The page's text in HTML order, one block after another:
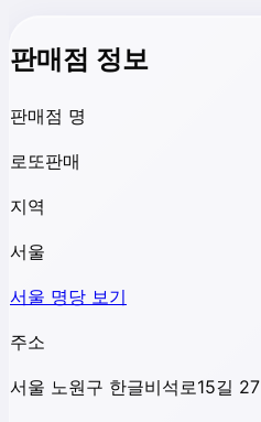
판매점 정보
판매점 명
로또판매
지역
서울
서울 명당 보기
주소
서울 노원구 한글비석로15길 27